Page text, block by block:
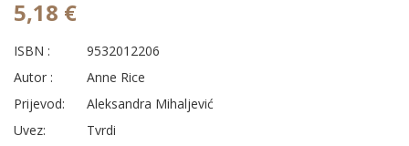
5,18 €
ISBN :
9532012206
Autor :
Anne Rice
Prijevod:
Aleksandra Mihaljević
Uvez:
Tvrdi